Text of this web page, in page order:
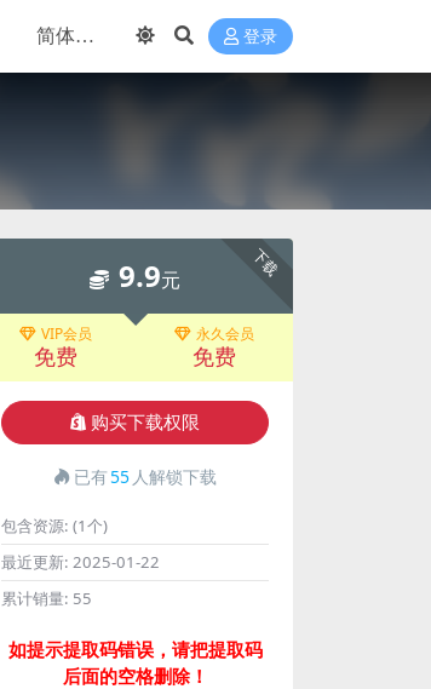
登录
下载
9.9元
VIP会员
免费
永久会员
免费
购买下载权限
已有55 人解锁下载
包含资源: (1个)
最近更新: 2025-01-22
累计销量: 55
如提示提取码错误，请把提取码
后面的空格删除！